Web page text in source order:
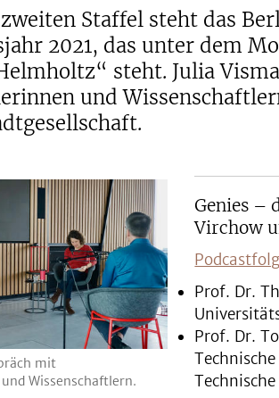
Staffel steht das
2021, das unter dem
steht. Julia
und
mit
Wissenschaftlern.
Genies –
Virchow
Prof. Dr.
Prof. Dr.